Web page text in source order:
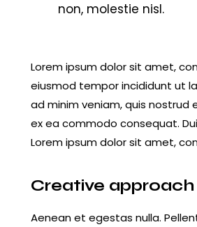
non, molestie nisl.
Lorem ipsum dolor sit amet,
eiusmod tempor incididunt ut
ad minim veniam, quis nostrud
ex ea commodo consequat.
Lorem ipsum dolor sit amet,
Creative
Aenean et egestas nulla.